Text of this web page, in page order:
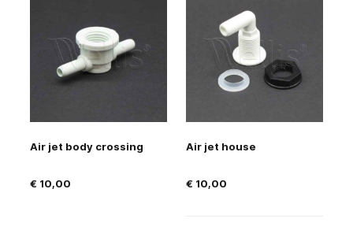
Air jet body crossing
€ 10,00
Air jet house
€ 10,00